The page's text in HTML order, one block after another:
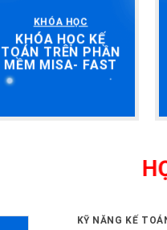
KHÓA HỌC
KHÓA HỌC KẾ
TOÁN TRÊN PHẦN
MỀM MISA- FAST
HỌC
KỸ NĂNG KẾ